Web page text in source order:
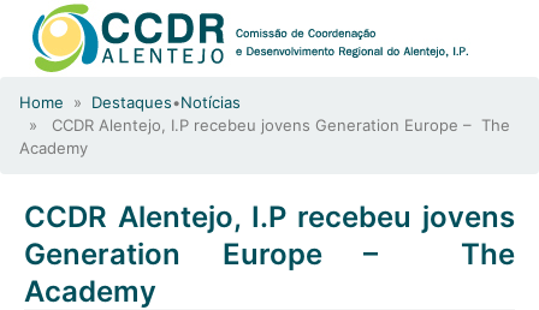
Home » Destaques•Notícias
» CCDR Alentejo, I.P recebeu jovens Generation Europe – The
Academy
CCDR Alentejo, I.P recebeu jovens
Generation Europe – The
Academy